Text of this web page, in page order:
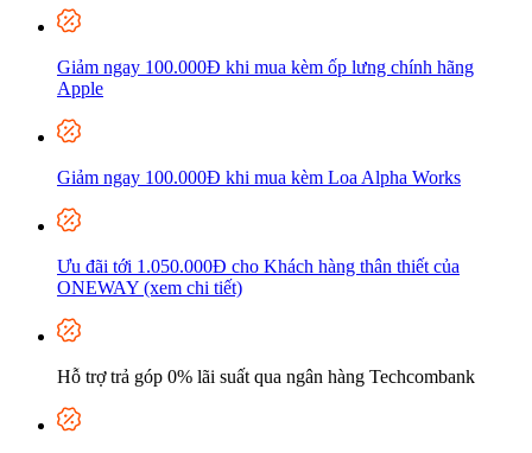
Giảm ngay 100.000Đ khi mua kèm ốp lưng chính hãng
Apple
Giảm ngay 100.000Đ khi mua kèm Loa Alpha Works
Ưu đãi tới 1.050.000Đ cho Khách hàng thân thiết của
ONEWAY (xem chi tiết)
Hỗ trợ trả góp 0% lãi suất qua ngân hàng Techcombank